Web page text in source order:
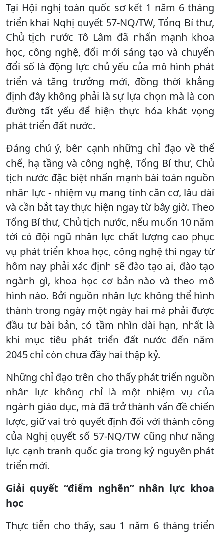
Tại Hội nghị toàn quốc sơ kết 1 năm 6 tháng
triển khai Nghị quyết 57-NQ/TW, Tổng Bí thư,
Chủ tịch nước Tô Lâm đã nhấn mạnh khoa
học, công nghệ, đổi mới sáng tạo và chuyển
đổi số là động lực chủ yếu của mô hình phát
triển và tăng trưởng mới, đồng thời khẳng
định đây không phải là sự lựa chọn mà là con
đường tất yếu để hiện thực hóa khát vọng
phát triển đất nước.
Đáng chú ý, bên cạnh những chỉ đạo về thể
chế, hạ tầng và công nghệ, Tổng Bí thư, Chủ
tịch nước đặc biệt nhấn mạnh bài toán nguồn
nhân lực - nhiệm vụ mang tính căn cơ, lâu dài
và cần bắt tay thực hiện ngay từ bây giờ. Theo
Tổng Bí thư, Chủ tịch nước, nếu muốn 10 năm
tới có đội ngũ nhân lực chất lượng cao phục
vụ phát triển khoa học, công nghệ thì ngay từ
hôm nay phải xác định sẽ đào tạo ai, đào tạo
ngành gì, khoa học cơ bản nào và theo mô
hình nào. Bởi nguồn nhân lực không thể hình
thành trong ngày một ngày hai mà phải được
đầu tư bài bản, có tầm nhìn dài hạn, nhất là
khi mục tiêu phát triển đất nước đến năm
2045 chỉ còn chưa đầy hai thập kỷ.
Những chỉ đạo trên cho thấy phát triển nguồn
nhân lực không chỉ là một nhiệm vụ của
ngành giáo dục, mà đã trở thành vấn đề chiến
lược, giữ vai trò quyết định đối với thành công
của Nghị quyết số 57-NQ/TW cũng như năng
lực cạnh tranh quốc gia trong kỷ nguyên phát
triển mới.
Giải quyết “điểm nghẽn” nhân lực khoa
học
Thực tiễn cho thấy, sau 1 năm 6 tháng triển